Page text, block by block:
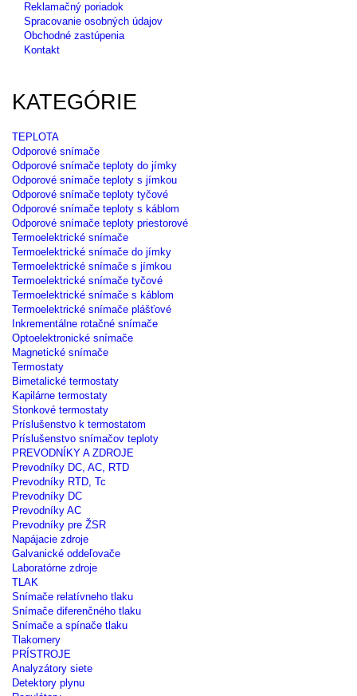
Reklamačný poriadok
Spracovanie osobných údajov
Obchodné zastúpenia
Kontakt
KATEGÓRIE
TEPLOTA
Odporové snímače
Odporové snímače teploty do jímky
Odporové snímače teploty s jímkou
Odporové snímače teploty tyčové
Odporové snímače teploty s káblom
Odporové snímače teploty priestorové
Termoelektrické snímače
Termoelektrické snímače do jímky
Termoelektrické snímače s jímkou
Termoelektrické snímače tyčové
Termoelektrické snímače s káblom
Termoelektrické snímače plášťové
Inkrementálne rotačné snímače
Optoelektronické snímače
Magnetické snímače
Termostaty
Bimetalické termostaty
Kapilárne termostaty
Stonkové termostaty
Príslušenstvo k termostatom
Príslušenstvo snímačov teploty
PREVODNÍKY A ZDROJE
Prevodníky DC, AC, RTD
Prevodníky RTD, Tc
Prevodníky DC
Prevodníky AC
Prevodníky pre ŽSR
Napájacie zdroje
Galvanické oddeľovače
Laboratórne zdroje
TLAK
Snímače relatívneho tlaku
Snímače diferenčného tlaku
Snímače a spínače tlaku
Tlakomery
PRÍSTROJE
Analyzátory siete
Detektory plynu